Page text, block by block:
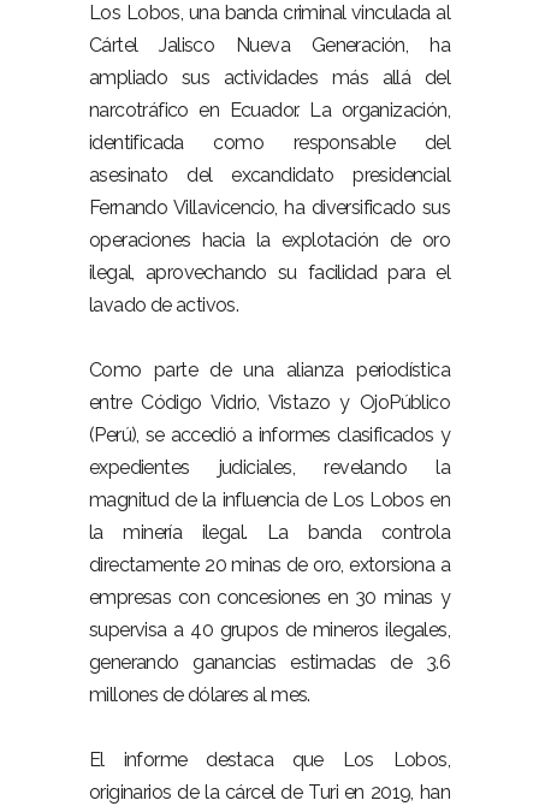
Los Lobos, una banda criminal vinculada al
Cártel Jalisco Nueva Generación, ha
ampliado sus actividades más allá del
narcotráfico en Ecuador. La organización,
identificada como responsable del
asesinato del excandidato presidencial
Fernando Villavicencio, ha diversificado sus
operaciones hacia la explotación de oro
ilegal, aprovechando su facilidad para el
lavado de activos.
Como parte de una alianza periodística
entre Código Vidrio, Vistazo y OjoPúblico
(Perú), se accedió a informes clasificados y
expedientes judiciales, revelando la
magnitud de la influencia de Los Lobos en
la minería ilegal. La banda controla
directamente 20 minas de oro, extorsiona a
empresas con concesiones en 30 minas y
supervisa a 40 grupos de mineros ilegales,
generando ganancias estimadas de 3.6
millones de dólares al mes.
El informe destaca que Los Lobos,
originarios de la cárcel de Turi en 2019, han